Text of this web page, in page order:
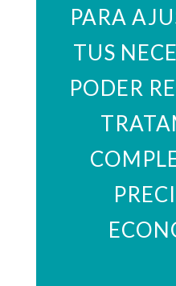
PARA
TUS
PODER